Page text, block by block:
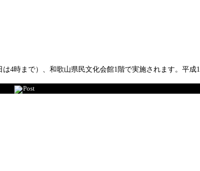
4時まで）、和歌山県民文化会館1階で実施されます。平成
Post